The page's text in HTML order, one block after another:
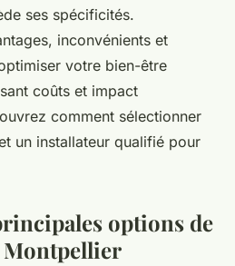
ses spécificités.
inconvénients et
votre bien-être
coûts et impact
comment sélectionner
un installateur qualifié pour
options de